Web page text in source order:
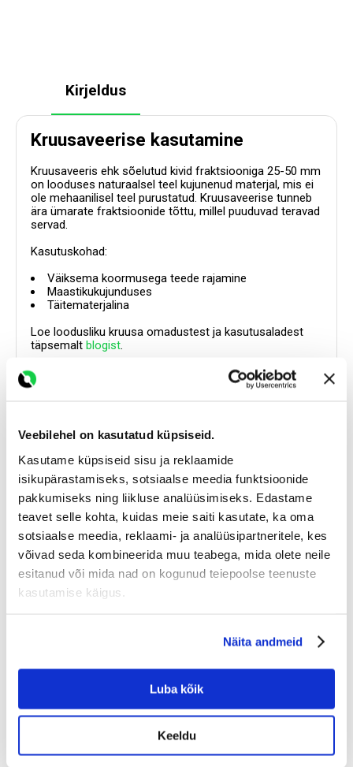
Veebilehel on kasutatud küpsiseid.
Kasutame küpsiseid sisu ja reklaamide
isikupärastamiseks, sotsiaalse meedia funktsioonide
pakkumiseks ning liikluse analüüsimiseks. Edastame
teavet selle kohta, kuidas meie saiti kasutate, ka oma
sotsiaalse meedia, reklaami- ja analüüsipartneritele, kes
võivad seda kombineerida muu teabega, mida olete neile
esitanud või mida nad on kogunud teiepoolse teenuste
kasutamise käigus.
Näita andmeid
Luba kõik
Keeldu
Kirjeldus
Kruusaveerise kasutamine
Kruusaveeris ehk sõelutud kivid fraktsiooniga 25-50 mm
on looduses naturaalsel teel kujunenud materjal, mis ei
ole mehaanilisel teel purustatud. Kruusaveerise tunneb
ära ümarate fraktsioonide tõttu, millel puuduvad teravad
servad.
Kasutuskohad:
Väiksema koormusega teede rajamine
Maastikukujunduses
Täitematerjalina
Loe loodusliku kruusa omadustest ja kasutusaladest
täpsemalt blogist.
Soodsad tooted
Lai valik soodsaid tooteid pakkujatelt üle Eesti!
Vali ise kellelt tellid!
Leia omale lähim toode
transpordi hinna soodaks!